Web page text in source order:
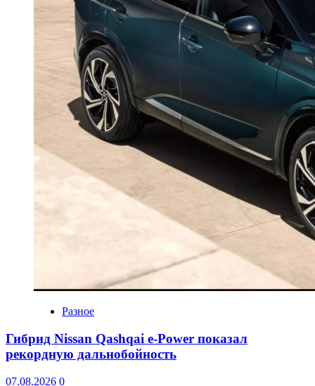
Разное
Гибрид Nissan Qashqai e-Power показал
рекордную дальнобойность
07.08.2026 0